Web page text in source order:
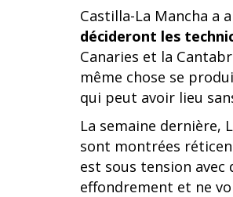
Castilla-La Mancha a
décideront les
Canaries et la
même chose se
qui peut avoir lieu
La semaine dernière,
sont montrées
est sous tension
effondrement et ne